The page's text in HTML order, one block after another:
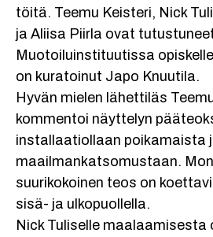
töitä. Teemu Keisteri, Nick
ja Aliisa Piirla ovat
Muotoiluinstituutissa
on kuratoinut Japo Knuutila.
Hyvän mielen lähettiläs
kommentoi näyttelyn
installaatiollaan poikamaista
maailmankatsomustaan.
suurikokoinen teos on
sisä- ja ulkopuollella.
Nick Tuliselle maalaamisesta